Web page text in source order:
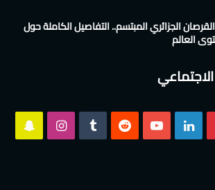
الجزائري المبتسم.. التفاصيل الكاملة حول
العالم
بينتيريست لينكدإن ‫YouTube انستقرام